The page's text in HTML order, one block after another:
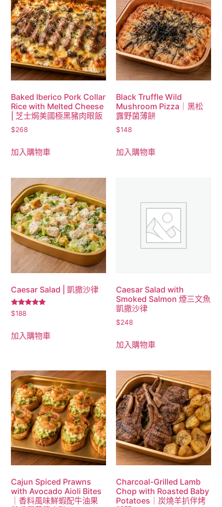
Baked Iberico Pork Collar
Rice with Melted Cheese
| 芝士焗美國極黑豬肉眼飯
$268
加入購物車
Black Truffle Wild
Mushroom Pizza｜黑松
露野菌薄餅
$148
加入購物車
Caesar Salad | 凱撒沙律
評分
5.00
$188
加入購物車
Caesar Salad with
Smoked Salmon 煙三文魚
凱撒沙律
$248
加入購物車
Cajun Spiced Prawns
with Avocado Aioli Bites
｜香料風味鮮蝦配牛油果
Charcoal-Grilled Lamb
Chop with Roasted Baby
Potatoes｜炭燒羊扒伴烤